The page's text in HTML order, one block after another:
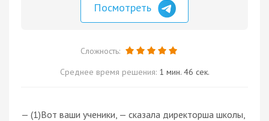
Посмотреть
Сложность:
Среднее время решения: 1 мин. 46 сек.
— (1)Вот ваши ученики, — сказала директорша школы,